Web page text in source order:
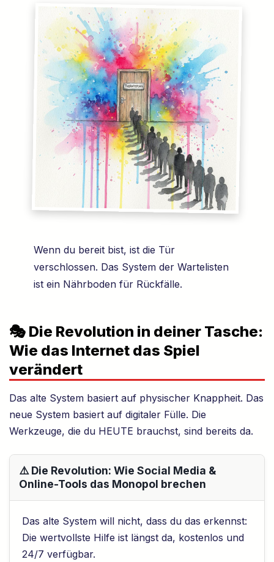
Wenn du bereit bist, ist die Tür
verschlossen. Das System der Wartelisten
ist ein Nährboden für Rückfälle.
🎭 Die Revolution in deiner Tasche:
Wie das Internet das Spiel
verändert
Das alte System basiert auf physischer Knappheit. Das
neue System basiert auf digitaler Fülle. Die
Werkzeuge, die du HEUTE brauchst, sind bereits da.
⚠️ Die Revolution: Wie Social Media &
Online-Tools das Monopol brechen
Das alte System will nicht, dass du das erkennst:
Die wertvollste Hilfe ist längst da, kostenlos und
24/7 verfügbar.